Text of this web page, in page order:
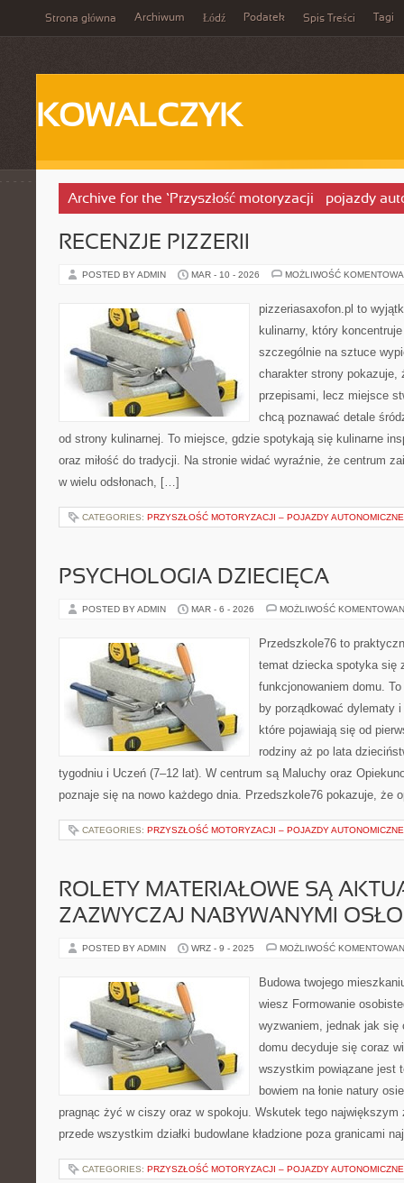
Strona główna Archiwum Łódź Podatek Spis Treści Tagi
KOWALCZYK
Archive for the ‘Przyszłość motoryzacji – pojazdy
RECENZJE PIZZERII
POSTED BY ADMIN MAR - 10 - 2026 MOŻLIWOŚĆ
pizzeriasaxofon.pl to
kulinarny, który
szczególnie na sztuce
charakter strony pokazuje,
przepisami, lecz miejsce
chcą poznawać detale
od strony kulinarnej. To miejsce, gdzie spotykają się kulinarne
oraz miłość do tradycji. Na stronie widać wyraźnie, że centrum
w wielu odsłonach, […]
CATEGORIES: PRZYSZŁOŚĆ MOTORYZACJI – POJAZDY AUTONOMICZNE
PSYCHOLOGIA DZIECIĘCA
POSTED BY ADMIN MAR - 6 - 2026 MOŻLIWOŚĆ
Przedszkole76 to
temat dziecka spotyka się
funkcjonowaniem domu.
by porządkować dylematy
które pojawiają się od
rodziny aż po lata
tygodniu i Uczeń (7–12 lat). W centrum są Maluchy oraz
poznaje się na nowo każdego dnia. Przedszkole76 pokazuje, że
CATEGORIES: PRZYSZŁOŚĆ MOTORYZACJI – POJAZDY AUTONOMICZNE
ROLETY MATERIAŁOWE SĄ
ZAZWYCZAJ NABYWANYMI
POSTED BY ADMIN WRZ - 9 - 2025 MOŻLIWOŚĆ
Budowa twojego
wiesz Formowanie
wyzwaniem, jednak jak się
domu decyduje się coraz
wszystkim powiązane jest
bowiem na łonie natury
pragnąc żyć w ciszy oraz w spokoju. Wskutek tego największym
przede wszystkim działki budowlane kładzione poza granicami
CATEGORIES: PRZYSZŁOŚĆ MOTORYZACJI – POJAZDY AUTONOMICZNE